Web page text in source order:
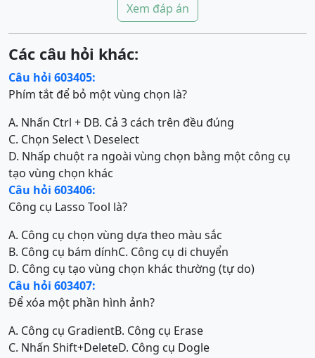
Xem đáp án
Các câu hỏi khác:
Câu hỏi 603405:
Phím tắt để bỏ một vùng chọn là?
A. Nhấn Ctrl + DB. Cả 3 cách trên đều đúng
C. Chọn Select \ Deselect
D. Nhấp chuột ra ngoài vùng chọn bằng một công cụ
tạo vùng chọn khác
Câu hỏi 603406:
Công cụ Lasso Tool là?
A. Công cụ chọn vùng dựa theo màu sắc
B. Công cụ bám dínhC. Công cụ di chuyển
D. Công cụ tạo vùng chọn khác thường (tự do)
Câu hỏi 603407:
Để xóa một phần hình ảnh?
A. Công cụ GradientB. Công cụ Erase
C. Nhấn Shift+DeleteD. Công cụ Dogle